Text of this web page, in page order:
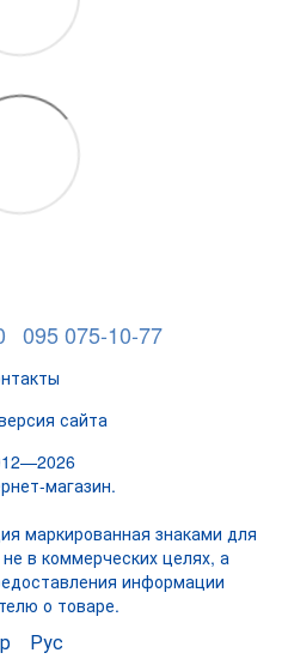
095 075-10-77
сайта
магазин.
маркированная знаками для
в коммерческих целях, а
информации
о товаре.
Рус